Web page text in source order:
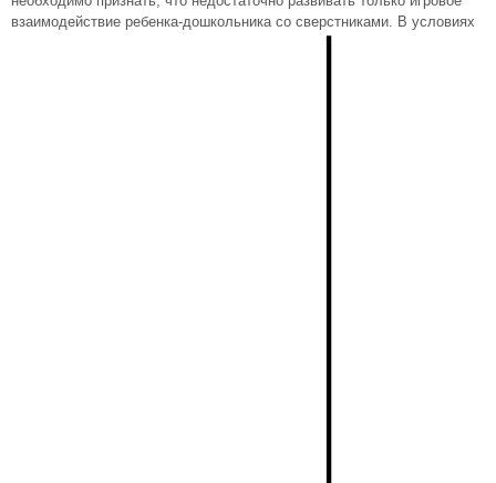
взаимодействие ребенка-дошкольника со сверстниками. В условиях